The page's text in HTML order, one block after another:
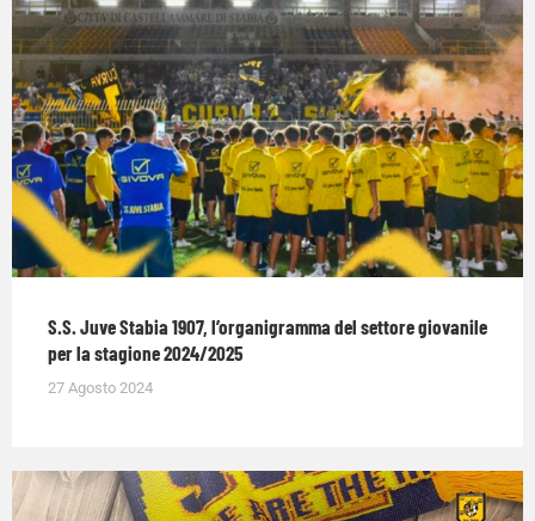
S.S. Juve Stabia 1907, l’organigramma del settore giovanile
per la stagione 2024/2025
27 Agosto 2024